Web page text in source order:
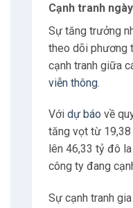
5.4 Phone
Tư vấn
Cạnh tranh
Sự tăng trưởng
theo dõi phương
cạnh tranh giữa
viễn thông.
Với dự báo về
tăng vọt từ
lên 46,33 tỷ đô
công ty đang
Sự cạnh tranh